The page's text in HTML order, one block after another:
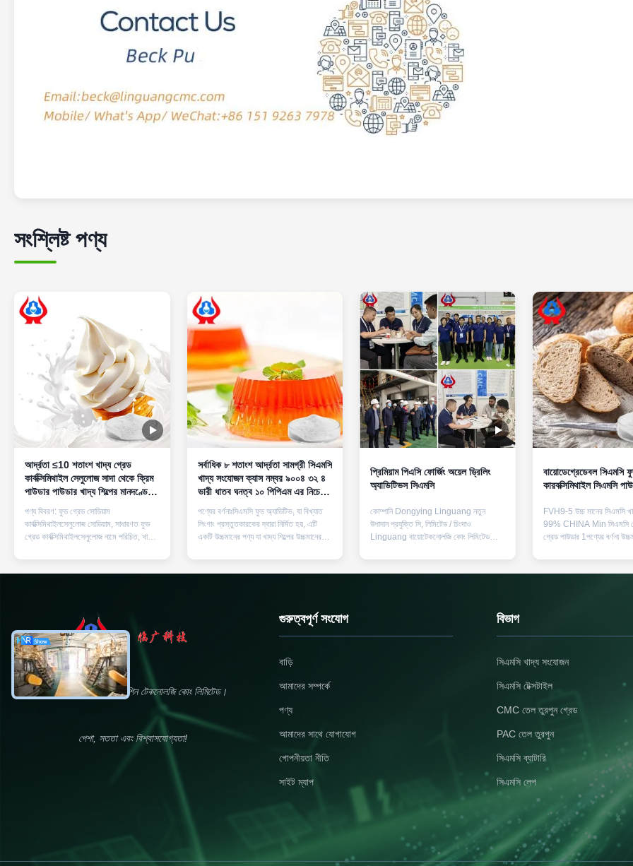
সংশ্লিষ্ট পণ্য
আর্দ্রতা ≤10 শতাংশ খাদ্য গ্রেড
কার্বক্সিমিথাইল সেলুলোজ সাদা থেকে ক্রিম
পাউডার পাউডার খাদ্য শিল্পের মানদণ্ডের
জন্য ডিজাইন করা হয়েছে
পণ্য বিবরণ: ফুড গ্রেড সোডিয়াম
কার্বক্সিমিথাইলসেলুলোজ সোডিয়াম, সাধারণত ফুড
গ্রেড কার্বক্সিমিথাইলসেলুলোজ নামে পরিচিত, খাদ্য
ব্যবহৃত খাদ্য সংযোজন। HS কোড
39123100-এর অধীনে শ্রেণীবদ্ধ এই পণ্যটি
সর্বাধিক ৮ শতাংশ আর্দ্রতা সামগ্রী সিএমসি
খাদ্য সংযোজন ক্যাস নম্বর ৯০০৪ ৩২ ৪
ভারী ধাতব ঘনত্ব ১০ পিপিএম এর নিচে
খাদ্য শিল্পের জন্য
পণ্যের বর্ণনাঃসিএমসি ফুড অ্যাডিটিভ, যা বিখ্যাত
লিংগাং প্রস্তুতকারকের দ্বারা নির্মিত হয়, এটি
একটি উচ্চমানের পণ্য যা খাদ্য শিল্পের উচ্চমানের
অ্যাডিটিভটি বিভিন্ন নামের অধীনে ব্যাপকভাবে
স্বীকৃত, যার মধ্যে রয়েছে ফুড গ্রেড সোডিয়াম
প্রিমিয়াম পিএসি ফোর্জিং অয়েল ড্রিলিং
অ্যাডিটিভস সিএমসি
কোম্পানি Dongying Linguang নতুন
উপাদান প্রযুক্তি সি, লিমিটেড / চিংদাও
Linguang বায়োটেকনোলজি কোং লিমিটেড
প্রযুক্তির গবেষণা এবং উন্নয়ন বিশেষজ্ঞ
উদ্যোগ,উৎপাদনএটি ২০ একর এলাকা জুড়ে এবং
বায়োডেগ্রেডেবল সিএমসি
কারবক্সিমিথাইল সিএমসি
FVH9-5 উচ্চ মানের সিএমসি
99% CHINA Min সিএমসি
গ্রেড পাউডার 1পণ্যের বর্ণনা
কারখানায় পাইকারি দাম *
ভাল ফিল্ম গঠন বৈশিষ্ট্য
ডংইং লিঙ্গুয়াং নিউ মেশিন টেকনোলজি কোং লিমিটেড।
পেশা, সততা এবং বিশ্বাসযোগ্যতা!
গুরুত্বপূর্ণ সংযোগ
বাড়ি
আমাদের সম্পর্কে
পণ্য
আমাদের সাথে যোগাযোগ
গোপনীয়তা নীতি
সাইট ম্যাপ
বিভাগ
সিএমসি খাদ্য সংযোজন
সিএমসি টেক্সটাইল
CMC তেল তুরপুন গ্রেড
PAC তেল তুরপুন
সিএমসি ব্যাটারি
সিএমসি লেপ